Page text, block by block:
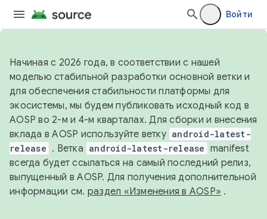
Войти
Начиная с 2026 года, в соответствии с нашей
моделью стабильной разработки основной ветки и
для обеспечения стабильности платформы для
экосистемы, мы будем публиковать исходный код в
AOSP во 2-м и 4-м кварталах. Для сборки и внесения
вклада в AOSP используйте ветку android-latest-
release . Ветка android-latest-release manifest
всегда будет ссылаться на самый последний релиз,
выпущенный в AOSP. Для получения дополнительной
информации см. раздел «Изменения в AOSP» .